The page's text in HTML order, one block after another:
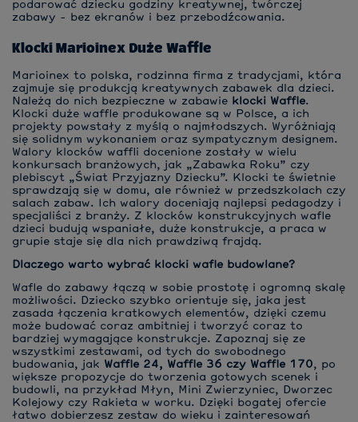
podarować dziecku godziny kreatywnej, twórczej
zabawy - bez ekranów i bez przebodźcowania.
Klocki Marioinex Duże Waffle
Marioinex to polska, rodzinna firma z tradycjami, która
zajmuje się produkcją kreatywnych zabawek dla dzieci.
Należą do nich bezpieczne w zabawie
klocki Waffle.
Klocki duże waffle produkowane są w Polsce, a ich
projekty powstały z myślą o najmłodszych. Wyróżniają
się solidnym wykonaniem oraz sympatycznym designem.
Walory klocków waffli docenione zostały w wielu
konkursach branżowych, jak „Zabawka Roku” czy
plebiscyt „Świat Przyjazny Dziecku”. Klocki te świetnie
sprawdzają się w domu, ale również w przedszkolach czy
salach zabaw. Ich walory doceniają najlepsi pedagodzy i
specjaliści z branży. Z klocków konstrukcyjnych wafle
dzieci budują wspaniałe, duże konstrukcje, a praca w
grupie staje się dla nich prawdziwą frajdą.
Dlaczego warto wybrać klocki wafle budowlane?
Wafle do zabawy łączą w sobie prostotę i ogromną skalę
możliwości. Dziecko szybko orientuje się, jaka jest
zasada łączenia kratkowych elementów, dzięki czemu
może budować coraz ambitniej i tworzyć coraz to
bardziej wymagające konstrukcje. Zapoznaj się ze
wszystkimi zestawami, od tych do swobodnego
budowania, jak Waffle 24, Waffle 36 czy Waffle 170, po
większe propozycje do tworzenia gotowych scenek i
budowli, na przykład Młyn, Mini Zwierzyniec, Dworzec
Kolejowy czy Rakieta w worku. Dzięki bogatej ofercie
łatwo dobierzesz zestaw do wieku i zainteresowań